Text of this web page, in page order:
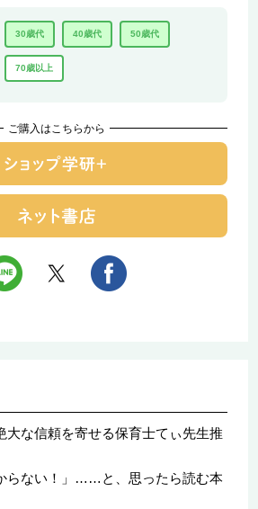
30歳代 40歳代 50歳代
70歳以上
ご購入はこちらから
な信頼を寄せる保育士てぃ先生推
らない！」……と、思ったら読む本